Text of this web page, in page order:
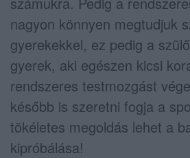
nagyon könnyen megtudjuk
gyerekekkel, ez pedig a
gyerek, aki egészen kicsi
rendszeres testmozgást
később is szeretni fogja a
tökéletes megoldás lehet a
kipróbálása!